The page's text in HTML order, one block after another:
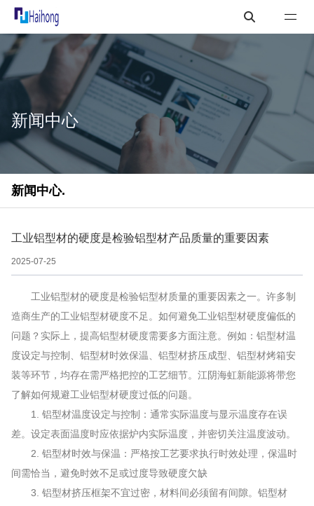
新闻中心
新闻中心.
工业铝型材的硬度是检验铝型材产品质量的重要因素
2025-07-25
工业铝型材的硬度是检验铝型材质量的重要因素之一。许多制
造商生产的工业铝型材硬度不足。如何避免工业铝型材硬度偏低的
问题？实际上，提高铝型材硬度需要多方面注意。例如：铝型材温
度设定与控制、铝型材时效保温、铝型材挤压成型、铝型材烤箱安
装等环节，均存在需严格把控的工艺细节。江阴海虹新能源将带您
了解如何规避工业铝型材硬度过低的问题。
1. 铝型材温度设定与控制：通常实际温度与显示温度存在误
差。设定表面温度时应依据炉内实际温度，并密切关注温度波动。
2. 铝型材时效与保温：严格按工艺要求执行时效处理，保温时
间需恰当，避免时效不足或过度导致硬度欠缺
3. 铝型材挤压框架不宜过密，材料间必须留有间隙。铝型材